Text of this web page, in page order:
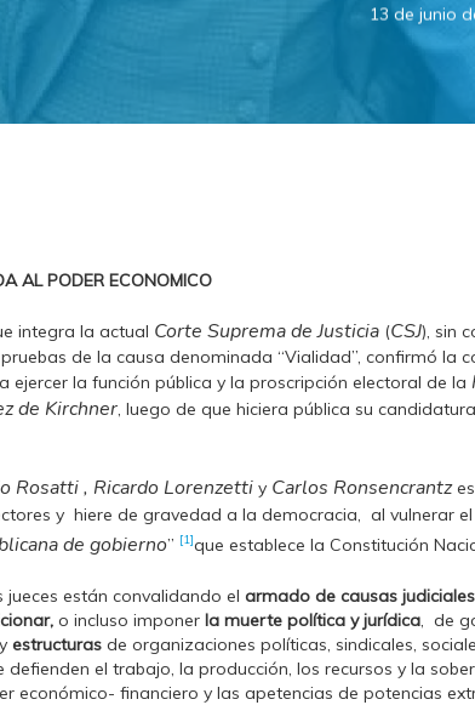
13 de junio
AL PODER ECONOMICO
integra la actual Corte Suprema de Justicia (CSJ), sin
de la causa denominada “Vialidad”, confirmó la
la función pública y la proscripción electoral de la
de Kirchner, luego de que hiciera pública su
Rosatti , Ricardo Lorenzetti y Carlos Ronsencrantzes
y hiere de gravedad a la democracia, al vulnerar el
de gobierno” [1]que establece la Constitución
están convalidando el armado de causas judiciales
o incluso imponer la muerte política y jurídica, de
estructuras de organizaciones políticas, sindicales,
defienden el trabajo, la producción, los recursos y la
económico- financiero y las apetencias de potencias